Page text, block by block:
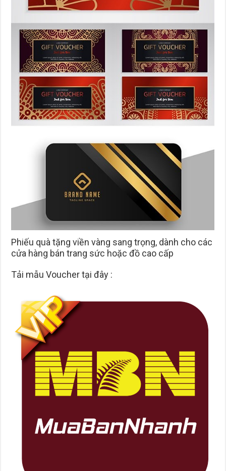
Phiếu quà tặng viền vàng sang trọng, dành cho các
cửa hàng bán trang sức hoặc đồ cao cấp
Tải mẫu Voucher tại đây :